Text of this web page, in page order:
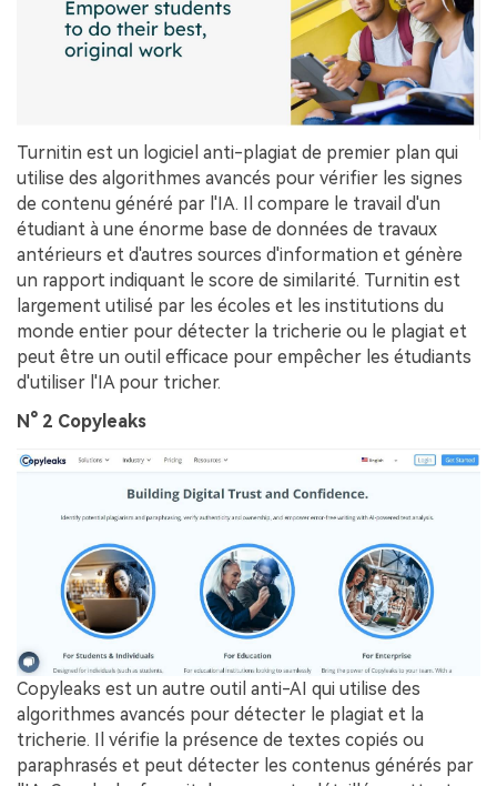
Turnitin est un logiciel anti-plagiat de premier plan qui
utilise des algorithmes avancés pour vérifier les signes
de contenu généré par l'IA. Il compare le travail d'un
étudiant à une énorme base de données de travaux
antérieurs et d'autres sources d'information et génère
un rapport indiquant le score de similarité. Turnitin est
largement utilisé par les écoles et les institutions du
monde entier pour détecter la tricherie ou le plagiat et
peut être un outil efficace pour empêcher les étudiants
d'utiliser l'IA pour tricher.
N° 2 Copyleaks
Copyleaks est un autre outil anti-AI qui utilise des
algorithmes avancés pour détecter le plagiat et la
tricherie. Il vérifie la présence de textes copiés ou
paraphrasés et peut détecter les contenus générés par